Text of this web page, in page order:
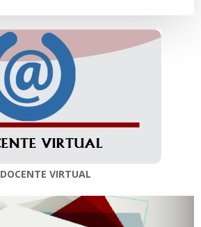
DOCENTE VIRTUAL